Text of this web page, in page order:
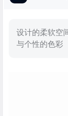
设计的柔软空
与个性的色彩